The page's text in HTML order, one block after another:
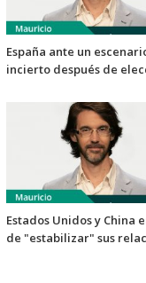
España ante un
incierto después de
Estados Unidos y China
de "estabilizar" sus